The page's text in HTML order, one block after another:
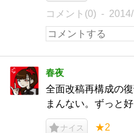
コメント(0)
春夜
全面改稿再構成の
まんない。ずっと
ナイス ★2